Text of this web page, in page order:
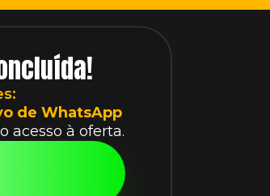
de WhatsApp
acesso à oferta.